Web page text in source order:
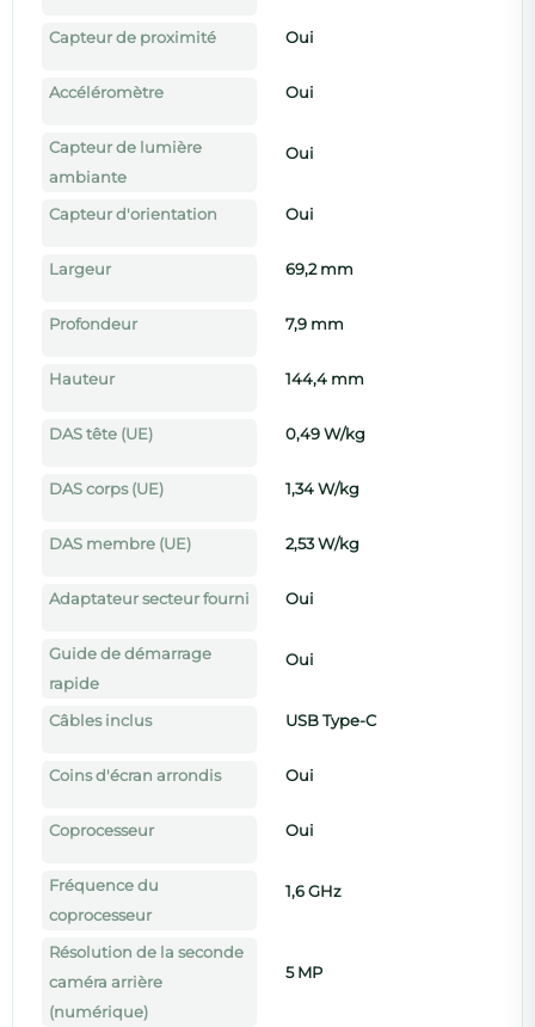
Capteur de proximité Oui
Accéléromètre Oui
Capteur de lumière
ambiante
Oui
Capteur d'orientation Oui
Largeur 69,2 mm
Profondeur 7,9 mm
Hauteur 144,4 mm
DAS tête (UE) 0,49 W/kg
DAS corps (UE) 1,34 W/kg
DAS membre (UE) 2,53 W/kg
Adaptateur secteur fourni Oui
Guide de démarrage
rapide
Oui
Câbles inclus USB Type-C
Coins d'écran arrondis Oui
Coprocesseur Oui
Fréquence du
coprocesseur
1,6 GHz
Résolution de la seconde
caméra arrière
(numérique)
5 MP